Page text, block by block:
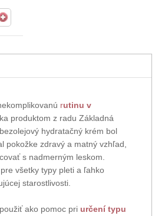
rutinu v
produktom z radu Základná
hydratačný krém bol
pokožke zdravý a matný vzhľad,
s nadmerným leskom.
všetky typy pleti a ľahko
starostlivosti.
ako pomoc pri určení typu